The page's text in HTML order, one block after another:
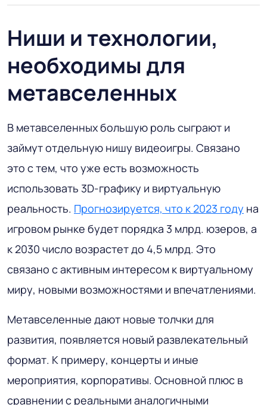
Ниши и технологии,
необходимы для
метавселенных
В метавселенных большую роль сыграют и
займут отдельную нишу видеоигры. Связано
это с тем, что уже есть возможность
использовать 3D-графику и виртуальную
реальность. Прогнозируется, что к 2023 году на
игровом рынке будет порядка 3 млрд. юзеров, а
к 2030 число возрастет до 4,5 млрд. Это
связано с активным интересом к виртуальному
миру, новыми возможностями и впечатлениями.
Метавселенные дают новые толчки для
развития, появляется новый развлекательный
формат. К примеру, концерты и иные
мероприятия, корпоративы. Основной плюс в
сравнении с реальными аналогичными